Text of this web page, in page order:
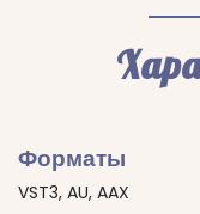
Форматы
VST3, AU, AAX